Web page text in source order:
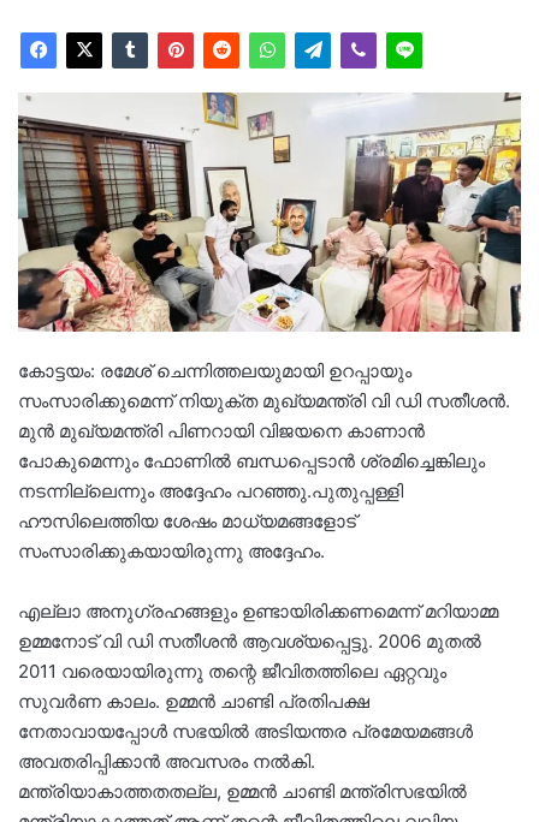
കോട്ടയം: രമേശ് ചെന്നിത്തലയുമായി ഉറപ്പായും
സംസാരിക്കുമെന്ന് നിയുക്ത മുഖ്യമന്ത്രി വി ഡി സതീശന്‍.
മുന്‍ മുഖ്യമന്ത്രി പിണറായി വിജയനെ കാണാന്‍
പോകുമെന്നും ഫോണില്‍ ബന്ധപ്പെടാന്‍ ശ്രമിച്ചെങ്കിലും
നടന്നില്ലെന്നും അദ്ദേഹം പറഞ്ഞു.പുതുപ്പള്ളി
ഹൗസിലെത്തിയ ശേഷം മാധ്യമങ്ങളോട്
സംസാരിക്കുകയായിരുന്നു അദ്ദേഹം.
എല്ലാ അനുഗ്രഹങ്ങളും ഉണ്ടായിരിക്കണമെന്ന് മറിയാമ്മ
ഉമ്മനോട് വി ഡി സതീശൻ ആവശ്യപ്പെട്ടു. 2006 മുതല്‍
2011 വരെയായിരുന്നു തന്റെ ജീവിതത്തിലെ ഏറ്റവും
സുവര്‍ണ കാലം. ഉമ്മന്‍ ചാണ്ടി പ്രതിപക്ഷ
നേതാവായപ്പോള്‍ സഭയില്‍ അടിയന്തര പ്രമേയമങ്ങള്‍
അവതരിപ്പിക്കാന്‍ അവസരം നല്‍കി.
മന്ത്രിയാകാത്തതതല്ല, ഉമ്മന്‍ ചാണ്ടി മന്ത്രിസഭയില്‍